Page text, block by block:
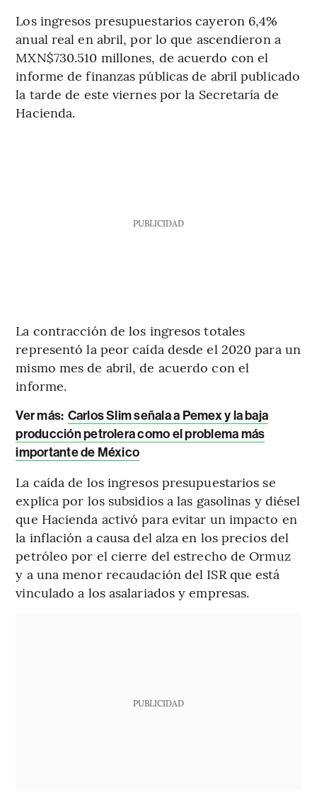
Los ingresos presupuestarios cayeron 6,4%
anual real en abril, por lo que ascendieron a
MXN$730.510 millones, de acuerdo con el
informe de finanzas públicas de abril publicado
la tarde de este viernes por la Secretaría de
Hacienda.
PUBLICIDAD
La contracción de los ingresos totales
representó la peor caída desde el 2020 para un
mismo mes de abril, de acuerdo con el
informe.
Ver más: Carlos Slim señala a Pemex y la baja
producción petrolera como el problema más
importante de México
La caída de los ingresos presupuestarios se
explica por los subsidios a las gasolinas y diésel
que Hacienda activó para evitar un impacto en
la inflación a causa del alza en los precios del
petróleo por el cierre del estrecho de Ormuz
y a una menor recaudación del ISR que está
vinculado a los asalariados y empresas.
PUBLICIDAD